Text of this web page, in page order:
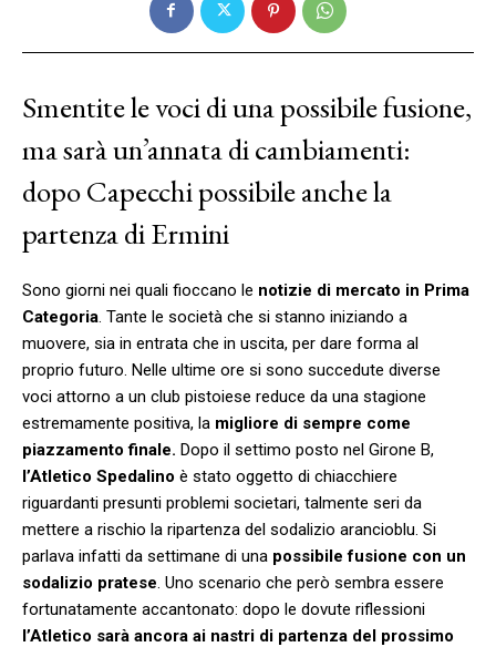
Smentite le voci di una possibile fusione,
ma sarà un’annata di cambiamenti:
dopo Capecchi possibile anche la
partenza di Ermini
Sono giorni nei quali fioccano le notizie di mercato in Prima
Categoria. Tante le società che si stanno iniziando a
muovere, sia in entrata che in uscita, per dare forma al
proprio futuro. Nelle ultime ore si sono succedute diverse
voci attorno a un club pistoiese reduce da una stagione
estremamente positiva, la migliore di sempre come
piazzamento finale. Dopo il settimo posto nel Girone B,
l’Atletico Spedalino è stato oggetto di chiacchiere
riguardanti presunti problemi societari, talmente seri da
mettere a rischio la ripartenza del sodalizio arancioblu. Si
parlava infatti da settimane di una possibile fusione con un
sodalizio pratese. Uno scenario che però sembra essere
fortunatamente accantonato: dopo le dovute riflessioni
l’Atletico sarà ancora ai nastri di partenza del prossimo